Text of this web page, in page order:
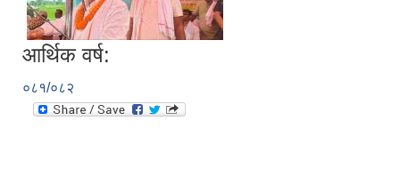
आर्थिक वर्ष:
०८१/०८२